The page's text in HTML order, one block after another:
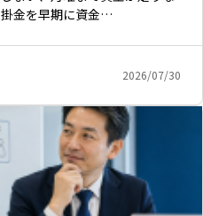
金を早期に資金…
2026/07/30